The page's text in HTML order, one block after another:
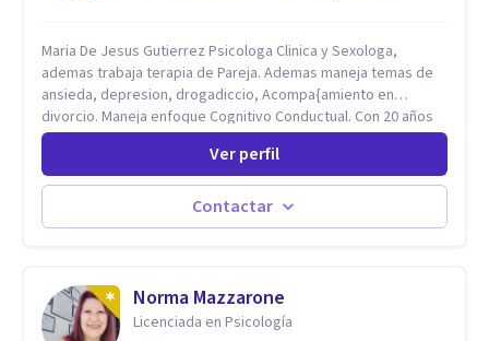
Maria De Jesus Gutierrez Psicologa Clinica y Sexologa,
ademas trabaja terapia de Pareja. Ademas maneja temas de
ansieda, depresion, drogadiccio, Acompa{amiento en
divorcio. Maneja enfoque Cognitivo Conductual. Con 20 años
de experiencia, constantemente capacitandose en las
diferntes areas de la Salud Mental.
Ver perfil
Contactar
Norma Mazzarone
Licenciada en Psicología